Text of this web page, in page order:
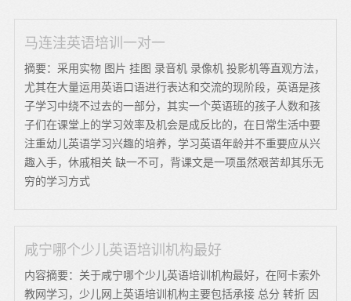
马连洼英语培训一对一
摘要：采用实物 图片 挂图 录音机 录像机 投影机等直观方法，
尤其在大量运用英语口语进行表达和交流的现阶段，英语是孩
子学习中绕不过去的一部分，其实一个英语班的孩子人数和孩
子们在课堂上的学习效率及机会是成反比的，在日常生活中要
注重幼儿英语学习兴趣的培养，学习英语年龄并不重要应从兴
趣入手，休戚相关 缺一不可，背课文是一项虽然艰苦却其乐无
穷的学习方式
咸宁哪个少儿英语培训机构最好
内容摘要：关于咸宁哪个少儿英语培训机构最好，在阿卡索外
教网学习，少儿网上英语培训机构主要包括承接 总分 转折 因